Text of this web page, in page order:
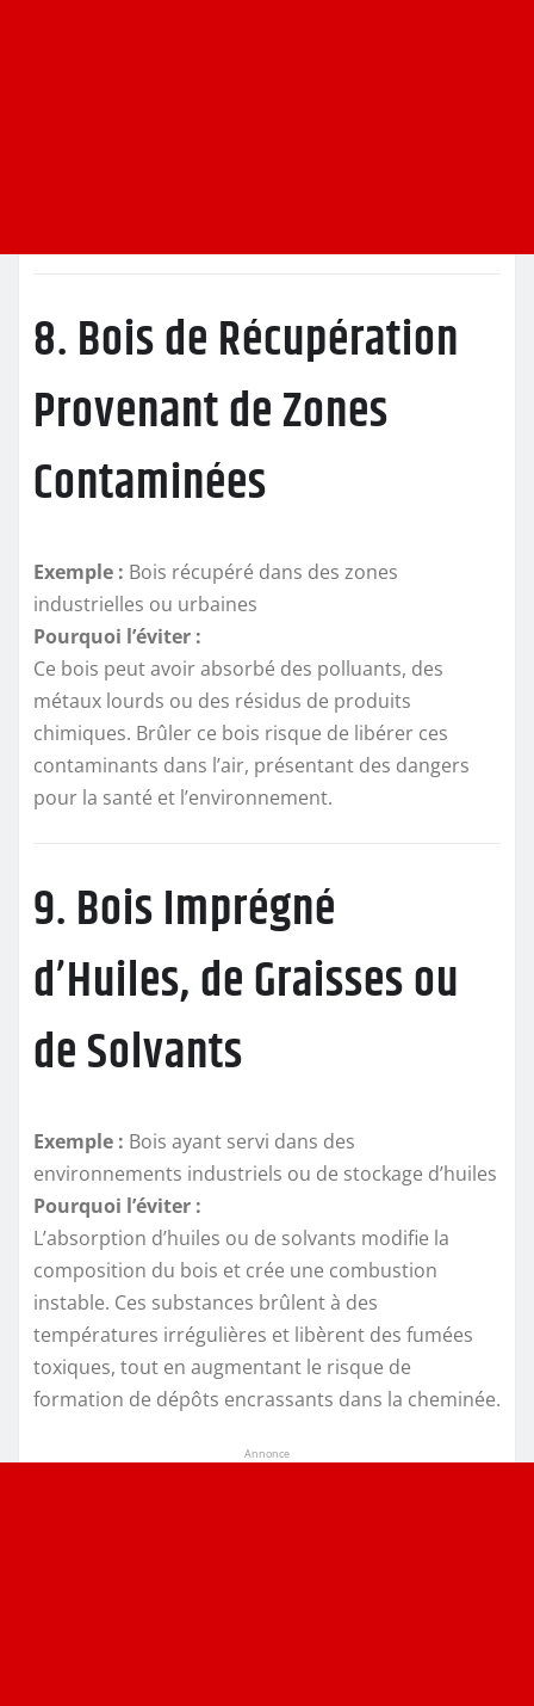
8. Bois de Récupération
Provenant de Zones
Contaminées
Exemple : Bois récupéré dans des zones
industrielles ou urbaines
Pourquoi l’éviter :
Ce bois peut avoir absorbé des polluants, des
métaux lourds ou des résidus de produits
chimiques. Brûler ce bois risque de libérer ces
contaminants dans l’air, présentant des dangers
pour la santé et l’environnement.
9. Bois Imprégné
d’Huiles, de Graisses ou
de Solvants
Exemple : Bois ayant servi dans des
environnements industriels ou de stockage d’huiles
Pourquoi l’éviter :
L’absorption d’huiles ou de solvants modifie la
composition du bois et crée une combustion
instable. Ces substances brûlent à des
températures irrégulières et libèrent des fumées
toxiques, tout en augmentant le risque de
formation de dépôts encrassants dans la cheminée.
Annonce